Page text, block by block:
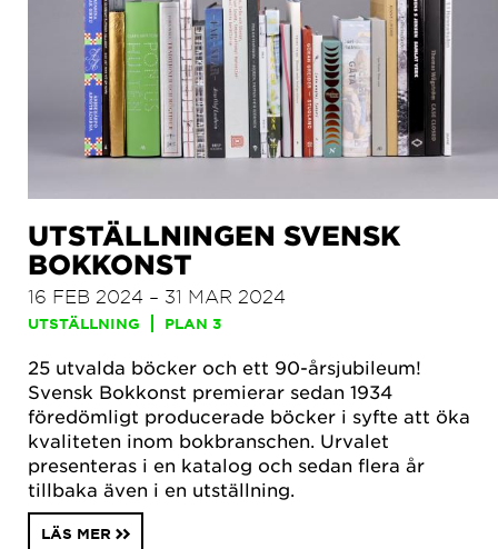
UTSTÄLLNINGEN SVENSK
BOKKONST
16 FEB 2024 – 31 MAR 2024
UTSTÄLLNING PLAN 3
25 utvalda böcker och ett 90-årsjubileum!
Svensk Bokkonst premierar sedan 1934
föredömligt producerade böcker i syfte att öka
kvaliteten inom bokbranschen. Urvalet
presenteras i en katalog och sedan flera år
tillbaka även i en utställning.
LÄS MER